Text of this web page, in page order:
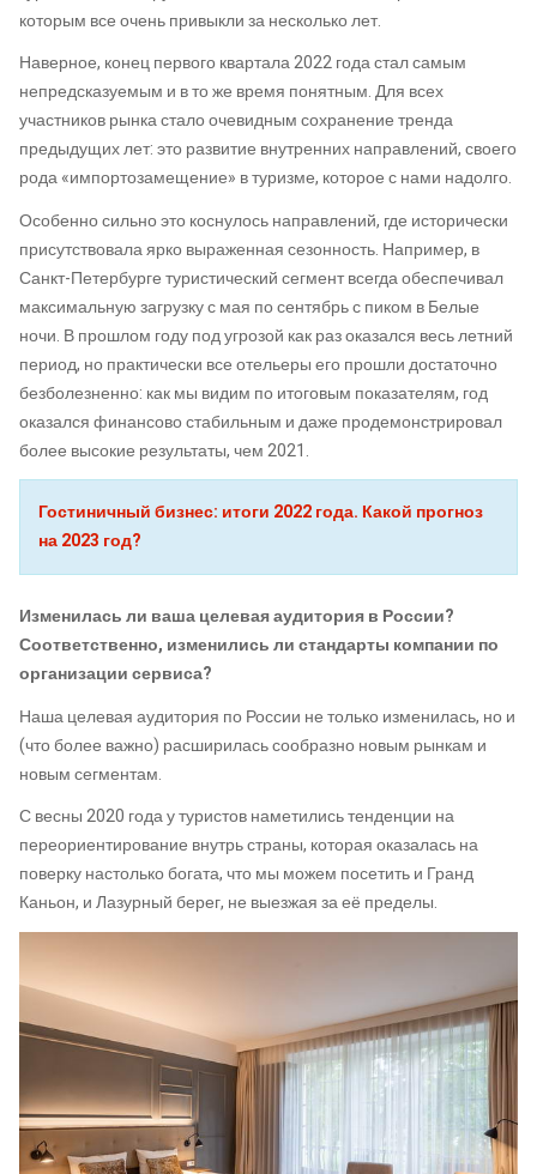
которым все очень привыкли за несколько лет.
Наверное, конец первого квартала 2022 года стал самым
непредсказуемым и в то же время понятным. Для всех
участников рынка стало очевидным сохранение тренда
предыдущих лет: это развитие внутренних направлений, своего
рода «импортозамещение» в туризме, которое с нами надолго.
Особенно сильно это коснулось направлений, где исторически
присутствовала ярко выраженная сезонность. Например, в
Санкт-Петербурге туристический сегмент всегда обеспечивал
максимальную загрузку с мая по сентябрь с пиком в Белые
ночи. В прошлом году под угрозой как раз оказался весь летний
период, но практически все отельеры его прошли достаточно
безболезненно: как мы видим по итоговым показателям, год
оказался финансово стабильным и даже продемонстрировал
более высокие результаты, чем 2021.
Гостиничный бизнес: итоги 2022 года. Какой прогноз
на 2023 год?
Изменилась ли ваша целевая аудитория в России?
Соответственно, изменились ли стандарты компании по
организации сервиса?
Наша целевая аудитория по России не только изменилась, но и
(что более важно) расширилась сообразно новым рынкам и
новым сегментам.
С весны 2020 года у туристов наметились тенденции на
переориентирование внутрь страны, которая оказалась на
поверку настолько богата, что мы можем посетить и Гранд
Каньон, и Лазурный берег, не выезжая за её пределы.